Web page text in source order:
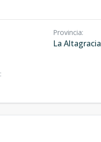
Provincia:
La Altagracia
: